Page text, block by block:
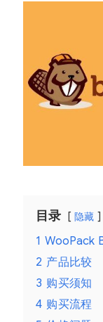
目录 隐藏
1 WooPack
2 产品比较
3 购买须知
4 购买流程